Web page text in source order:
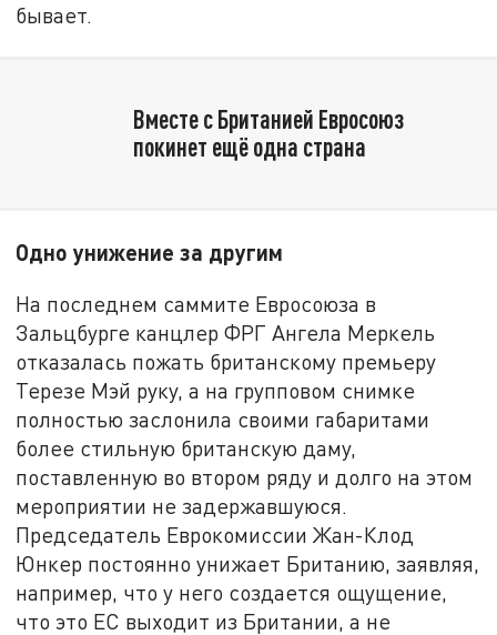
бывает.
Вместе с Британией Евросоюз
покинет ещё одна страна
Одно унижение за другим
На последнем саммите Евросоюза в
Зальцбурге канцлер ФРГ Ангела Меркель
отказалась пожать британскому премьеру
Терезе Мэй руку, а на групповом снимке
полностью заслонила своими габаритами
более стильную британскую даму,
поставленную во втором ряду и долго на этом
мероприятии не задержавшуюся.
Председатель Еврокомиссии Жан-Клод
Юнкер постоянно унижает Британию, заявляя,
например, что у него создается ощущение,
что это ЕС выходит из Британии, а не